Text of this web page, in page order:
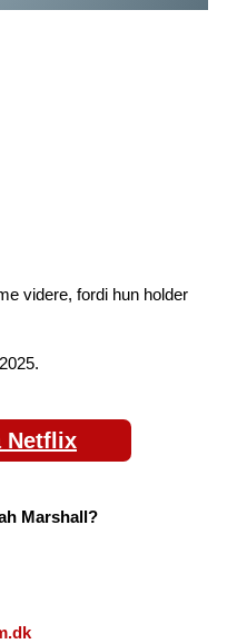
videre, fordi hun holder
Netflix
Marshall?